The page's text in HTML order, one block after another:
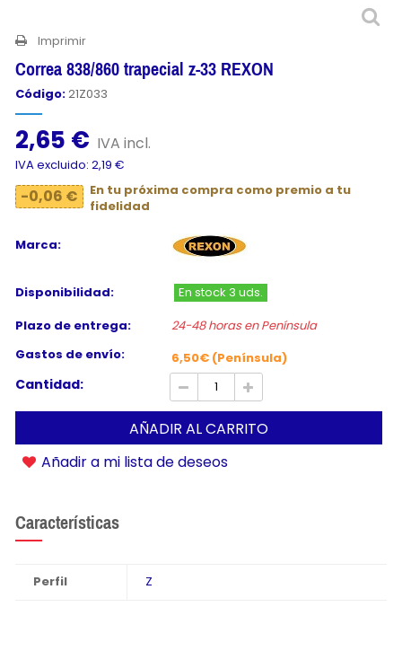
Imprimir
Correa 838/860 trapecial z-33 REXON
Código:21Z033
2,65 € IVA incl.
IVA excluido: 2,19 €
-0,06 €
En tu próxima compra como premio a tu
fidelidad
Marca:
Disponibilidad:
En stock 3 uds.
Plazo de entrega:
24-48 horas en Península
Gastos de envío:
6,50€ (Península)
Cantidad:
AÑADIR AL CARRITO
Añadir a mi lista de deseos
Características
Perfil Z